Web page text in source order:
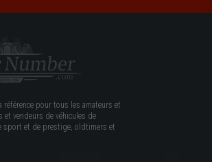
référence pour tous les amateurs et
et vendeurs de véhicules de
sport et de prestige, oldtimers et